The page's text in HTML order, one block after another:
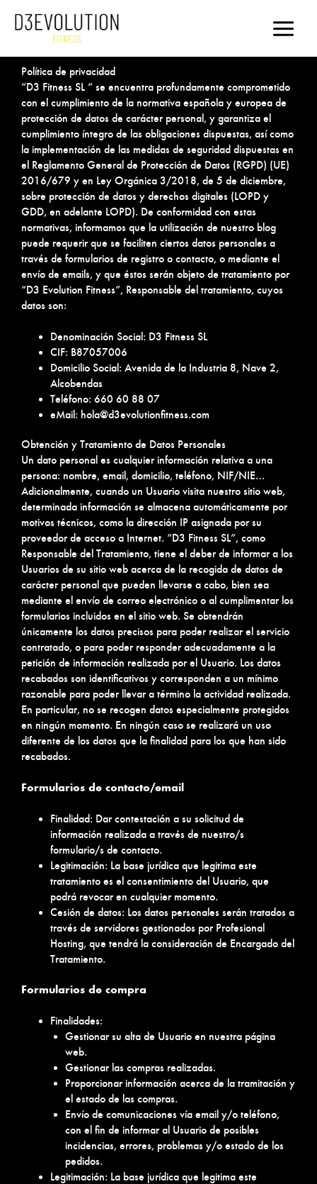
Política de privacidad
“D3 Fitness SL ” se encuentra profundamente comprometido
con el cumplimiento de la normativa española y europea de
protección de datos de carácter personal, y garantiza el
cumplimiento íntegro de las obligaciones dispuestas, así como
la implementación de las medidas de seguridad dispuestas en
el Reglamento General de Protección de Datos (RGPD) (UE)
2016/679 y en Ley Orgánica 3/2018, de 5 de diciembre,
sobre protección de datos y derechos digitales (LOPD y
GDD, en adelante LOPD). De conformidad con estas
normativas, informamos que la utilización de nuestro blog
puede requerir que se faciliten ciertos datos personales a
través de formularios de registro o contacto, o mediante el
envío de emails, y que éstos serán objeto de tratamiento por
“D3 Evolution Fitness”, Responsable del tratamiento, cuyos
datos son:
Denominación Social: D3 Fitness SL
CIF: B87057006
Domicilio Social: Avenida de la Industria 8, Nave 2,
Alcobendas
Teléfono: 660 60 88 07
eMail: hola@d3evolutionfitness.com
Obtención y Tratamiento de Datos Personales
Un dato personal es cualquier información relativa a una
persona: nombre, email, domicilio, teléfono, NIF/NIE…
Adicionalmente, cuando un Usuario visita nuestro sitio web,
determinada información se almacena automáticamente por
motivos técnicos, como la dirección IP asignada por su
proveedor de acceso a Internet. “D3 Fitness SL”, como
Responsable del Tratamiento, tiene el deber de informar a los
Usuarios de su sitio web acerca de la recogida de datos de
carácter personal que pueden llevarse a cabo, bien sea
mediante el envío de correo electrónico o al cumplimentar los
formularios incluidos en el sitio web. Se obtendrán
únicamente los datos precisos para poder realizar el servicio
contratado, o para poder responder adecuadamente a la
petición de información realizada por el Usuario. Los datos
recabados son identificativos y corresponden a un mínimo
razonable para poder llevar a término la actividad realizada.
En particular, no se recogen datos especialmente protegidos
en ningún momento. En ningún caso se realizará un uso
diferente de los datos que la finalidad para los que han sido
recabados.
Formularios de contacto/email
Finalidad: Dar contestación a su solicitud de
información realizada a través de nuestro/s
formulario/s de contacto.
Legitimación: La base jurídica que legitima este
tratamiento es el consentimiento del Usuario, que
podrá revocar en cualquier momento.
Cesión de datos: Los datos personales serán tratados a
través de servidores gestionados por Profesional
Hosting, que tendrá la consideración de Encargado del
Tratamiento.
Formularios de compra
Finalidades:
Gestionar su alta de Usuario en nuestra página
web.
Gestionar las compras realizadas.
Proporcionar información acerca de la tramitación y
el estado de las compras.
Envío de comunicaciones vía email y/o teléfono,
con el fin de informar al Usuario de posibles
incidencias, errores, problemas y/o estado de los
pedidos.
Legitimación: La base jurídica que legitima este